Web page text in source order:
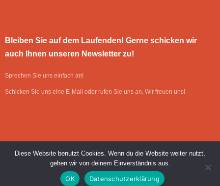
Bleiben Sie auf dem Laufenden! Gerne schicken wir
auch Ihnen unseren Newsletter zu!
Sprechen Sie uns einfach an!
Schicken Sie uns eine E-Mail oder rufen Sie uns an. Wir freuen uns!
Umsetzung: SAWS GmbH & Co. KG, Edling
| © Cafe Bar & Restaurant
Impressum | Datenschutz | Kontakt
Diese Website benutzt Cookies. Wenn du die Website weiter nutzt,
gehen wir von deinem Einverständnis aus.
OK Datenschutzerklärung